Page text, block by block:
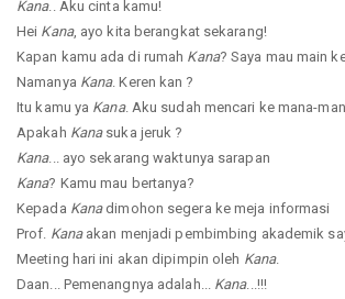
Kana.. Aku cinta kamu!
Hei Kana, ayo kita berangkat sekarang!
Kapan kamu ada di rumah Kana? Saya mau main
Namanya Kana. Keren kan ?
Itu kamu ya Kana. Aku sudah mencari ke mana-
Apakah Kanasuka jeruk ?
Kana... ayo sekarang waktunya sarapan
Kana? Kamu mau bertanya?
Kepada Kanadimohon segera ke meja informasi
Prof. Kanaakan menjadi pembimbing akademik
Meeting hari ini akan dipimpin oleh Kana.
Daan... Pemenangnya adalah... Kana...!!!